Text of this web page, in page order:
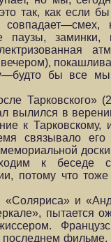
так, как если
паузы, заминки,
бы все
Тарковского»
вылился в
к Тарковскому,
связывало
к беседе
потому что
и
пытается